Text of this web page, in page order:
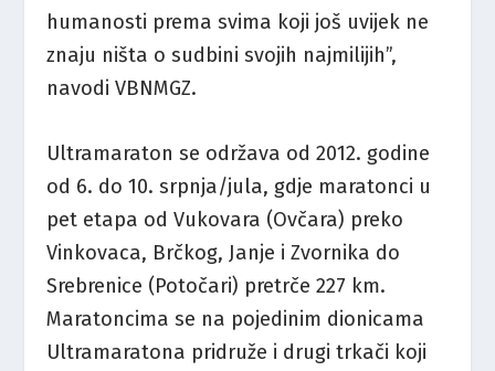
humanosti prema svima koji još uvijek ne
znaju ništa o sudbini svojih najmilijih”,
navodi VBNMGZ.
Ultramaraton se održava od 2012. godine
od 6. do 10. srpnja/jula, gdje maratonci u
pet etapa od Vukovara (Ovčara) preko
Vinkovaca, Brčkog, Janje i Zvornika do
Srebrenice (Potočari) pretrče 227 km.
Maratoncima se na pojedinim dionicama
Ultramaratona pridruže i drugi trkači koji